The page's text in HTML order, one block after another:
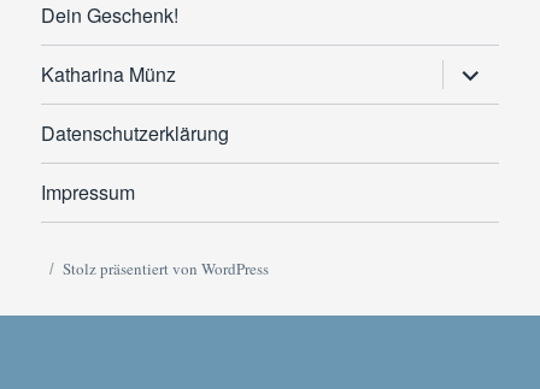
Dein Geschenk!
Katharina Münz
anzeigen
Datenschutzerklärung
Impressum
Stolz präsentiert von WordPress